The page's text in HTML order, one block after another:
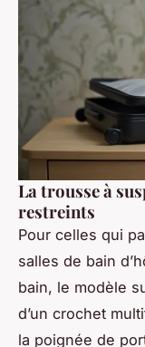
La trousse à
restreints
Pour celles qui
salles de bain
bain, le modèle
d’un crochet
la poignée de